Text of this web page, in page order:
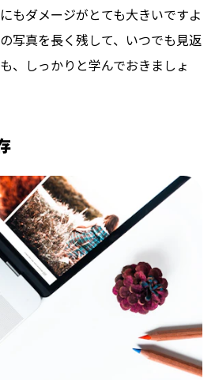
もダメージがとても大きいですよ
写真を長く残して、いつでも見返
、しっかりと学んでおきましょ